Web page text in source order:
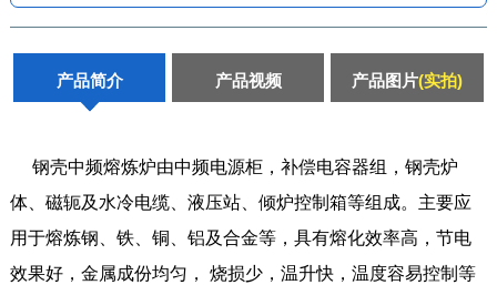
产品简介 产品视频 产品图片(实拍)
钢壳中频熔炼炉由中频电源柜，补偿电容器组，钢壳炉
体、磁轭及水冷电缆、液压站、倾炉控制箱等组成。主要应
用于熔炼钢、铁、铜、铝及合金等，具有熔化效率高，节电
效果好，金属成份均匀， 烧损少，温升快，温度容易控制等